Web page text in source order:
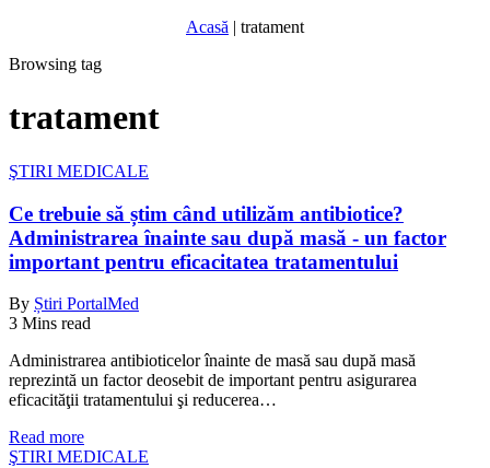
Acasă | tratament
Browsing tag
tratament
ŞTIRI MEDICALE
Ce trebuie să știm când utilizăm antibiotice?
Administrarea înainte sau după masă - un factor
important pentru eficacitatea tratamentului
By Știri PortalMed
3 Mins read
Administrarea antibioticelor înainte de masă sau după masă
reprezintă un factor deosebit de important pentru asigurarea
eficacităţii tratamentului şi reducerea…
Read more
ŞTIRI MEDICALE